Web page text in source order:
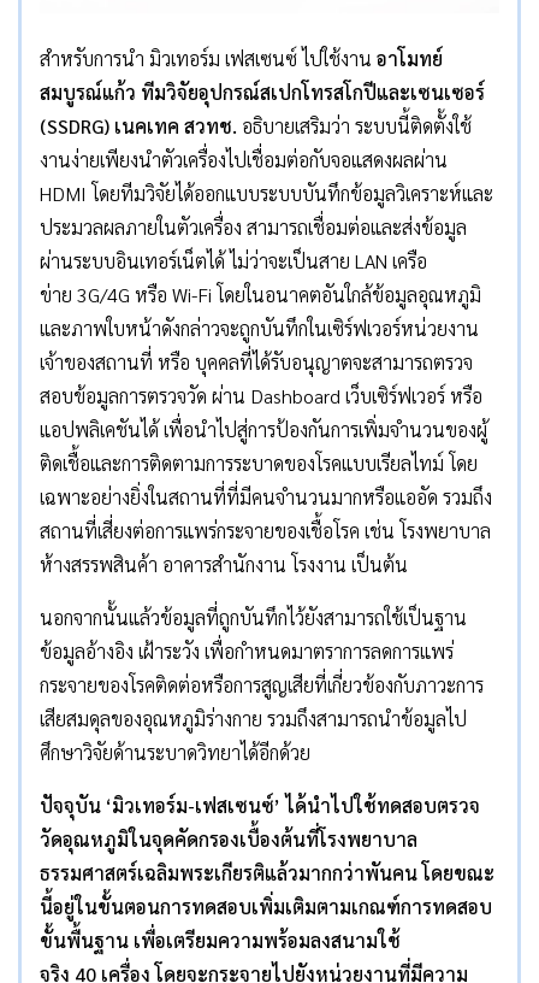
สำหรับการนำ มิวเทอร์ม เฟสเซนซ์ ไปใช้งาน อาโมทย์
สมบูรณ์แก้ว ทีมวิจัยอุปกรณ์สเปกโทรสโกปีและเซนเซอร์
(SSDRG) เนคเทค สวทช. อธิบายเสริมว่า ระบบนี้ติดตั้งใช้
งานง่ายเพียงนำตัวเครื่องไปเชื่อมต่อกับจอแสดงผลผ่าน
HDMI โดยทีมวิจัยได้ออกแบบระบบบันทึกข้อมูลวิเคราะห์และ
ประมวลผลภายในตัวเครื่อง สามารถเชื่อมต่อและส่งข้อมูล
ผ่านระบบอินเทอร์เน็ตได้ ไม่ว่าจะเป็นสาย LAN เครือ
ข่าย 3G/4G หรือ Wi-Fi โดยในอนาคตอันใกล้ข้อมูลอุณหภูมิ
และภาพใบหน้าดังกล่าวจะถูกบันทึกในเซิร์ฟเวอร์หน่วยงาน
เจ้าของสถานที่ หรือ บุคคลที่ได้รับอนุญาตจะสามารถตรวจ
สอบข้อมูลการตรวจวัด ผ่าน Dashboard เว็บเซิร์ฟเวอร์ หรือ
แอปพลิเคชันได้ เพื่อนำไปสู่การป้องกันการเพิ่มจำนวนของผู้
ติดเชื้อและการติดตามการระบาดของโรคแบบเรียลไทม์ โดย
เฉพาะอย่างยิ่งในสถานที่ที่มีคนจำนวนมากหรือแออัด รวมถึง
สถานที่เสี่ยงต่อการแพร่กระจายของเชื้อโรค เช่น โรงพยาบาล
ห้างสรรพสินค้า อาคารสำนักงาน โรงงาน เป็นต้น
นอกจากนั้นแล้วข้อมูลที่ถูกบันทึกไว้ยังสามารถใช้เป็นฐาน
ข้อมูลอ้างอิง เฝ้าระวัง เพื่อกำหนดมาตราการลดการแพร่
กระจายของโรคติดต่อหรือการสูญเสียที่เกี่ยวข้องกับภาวะการ
เสียสมดุลของอุณหภูมิร่างกาย รวมถึงสามารถนำข้อมูลไป
ศึกษาวิจัยด้านระบาดวิทยาได้อีกด้วย
ปัจจุบัน ‘มิวเทอร์ม-เฟสเซนซ์’ ได้นำไปใช้ทดสอบตรวจ
วัดอุณหภูมิในจุดคัดกรองเบื้องต้นที่โรงพยาบาล
ธรรมศาสตร์เฉลิมพระเกียรติแล้วมากกว่าพันคน โดยขณะ
นี้อยู่ในขั้นตอนการทดสอบเพิ่มเติมตามเกณฑ์การทดสอบ
ขั้นพื้นฐาน เพื่อเตรียมความพร้อมลงสนามใช้
จริง 40 เครื่อง โดยจะกระจายไปยังหน่วยงานที่มีความ